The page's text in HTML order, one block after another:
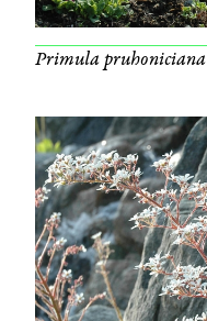
Primula pruhoniciana